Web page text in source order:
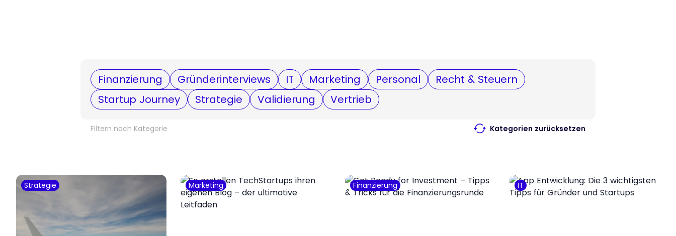
Finanzierung Gründerinterviews IT Marketing Personal
Recht & Steuern
Startup Journey
Strategie Validierung Vertrieb
Filtern nach Kategorie Kategorien zurücksetzen
Strategie Marketing Finanzierung IT